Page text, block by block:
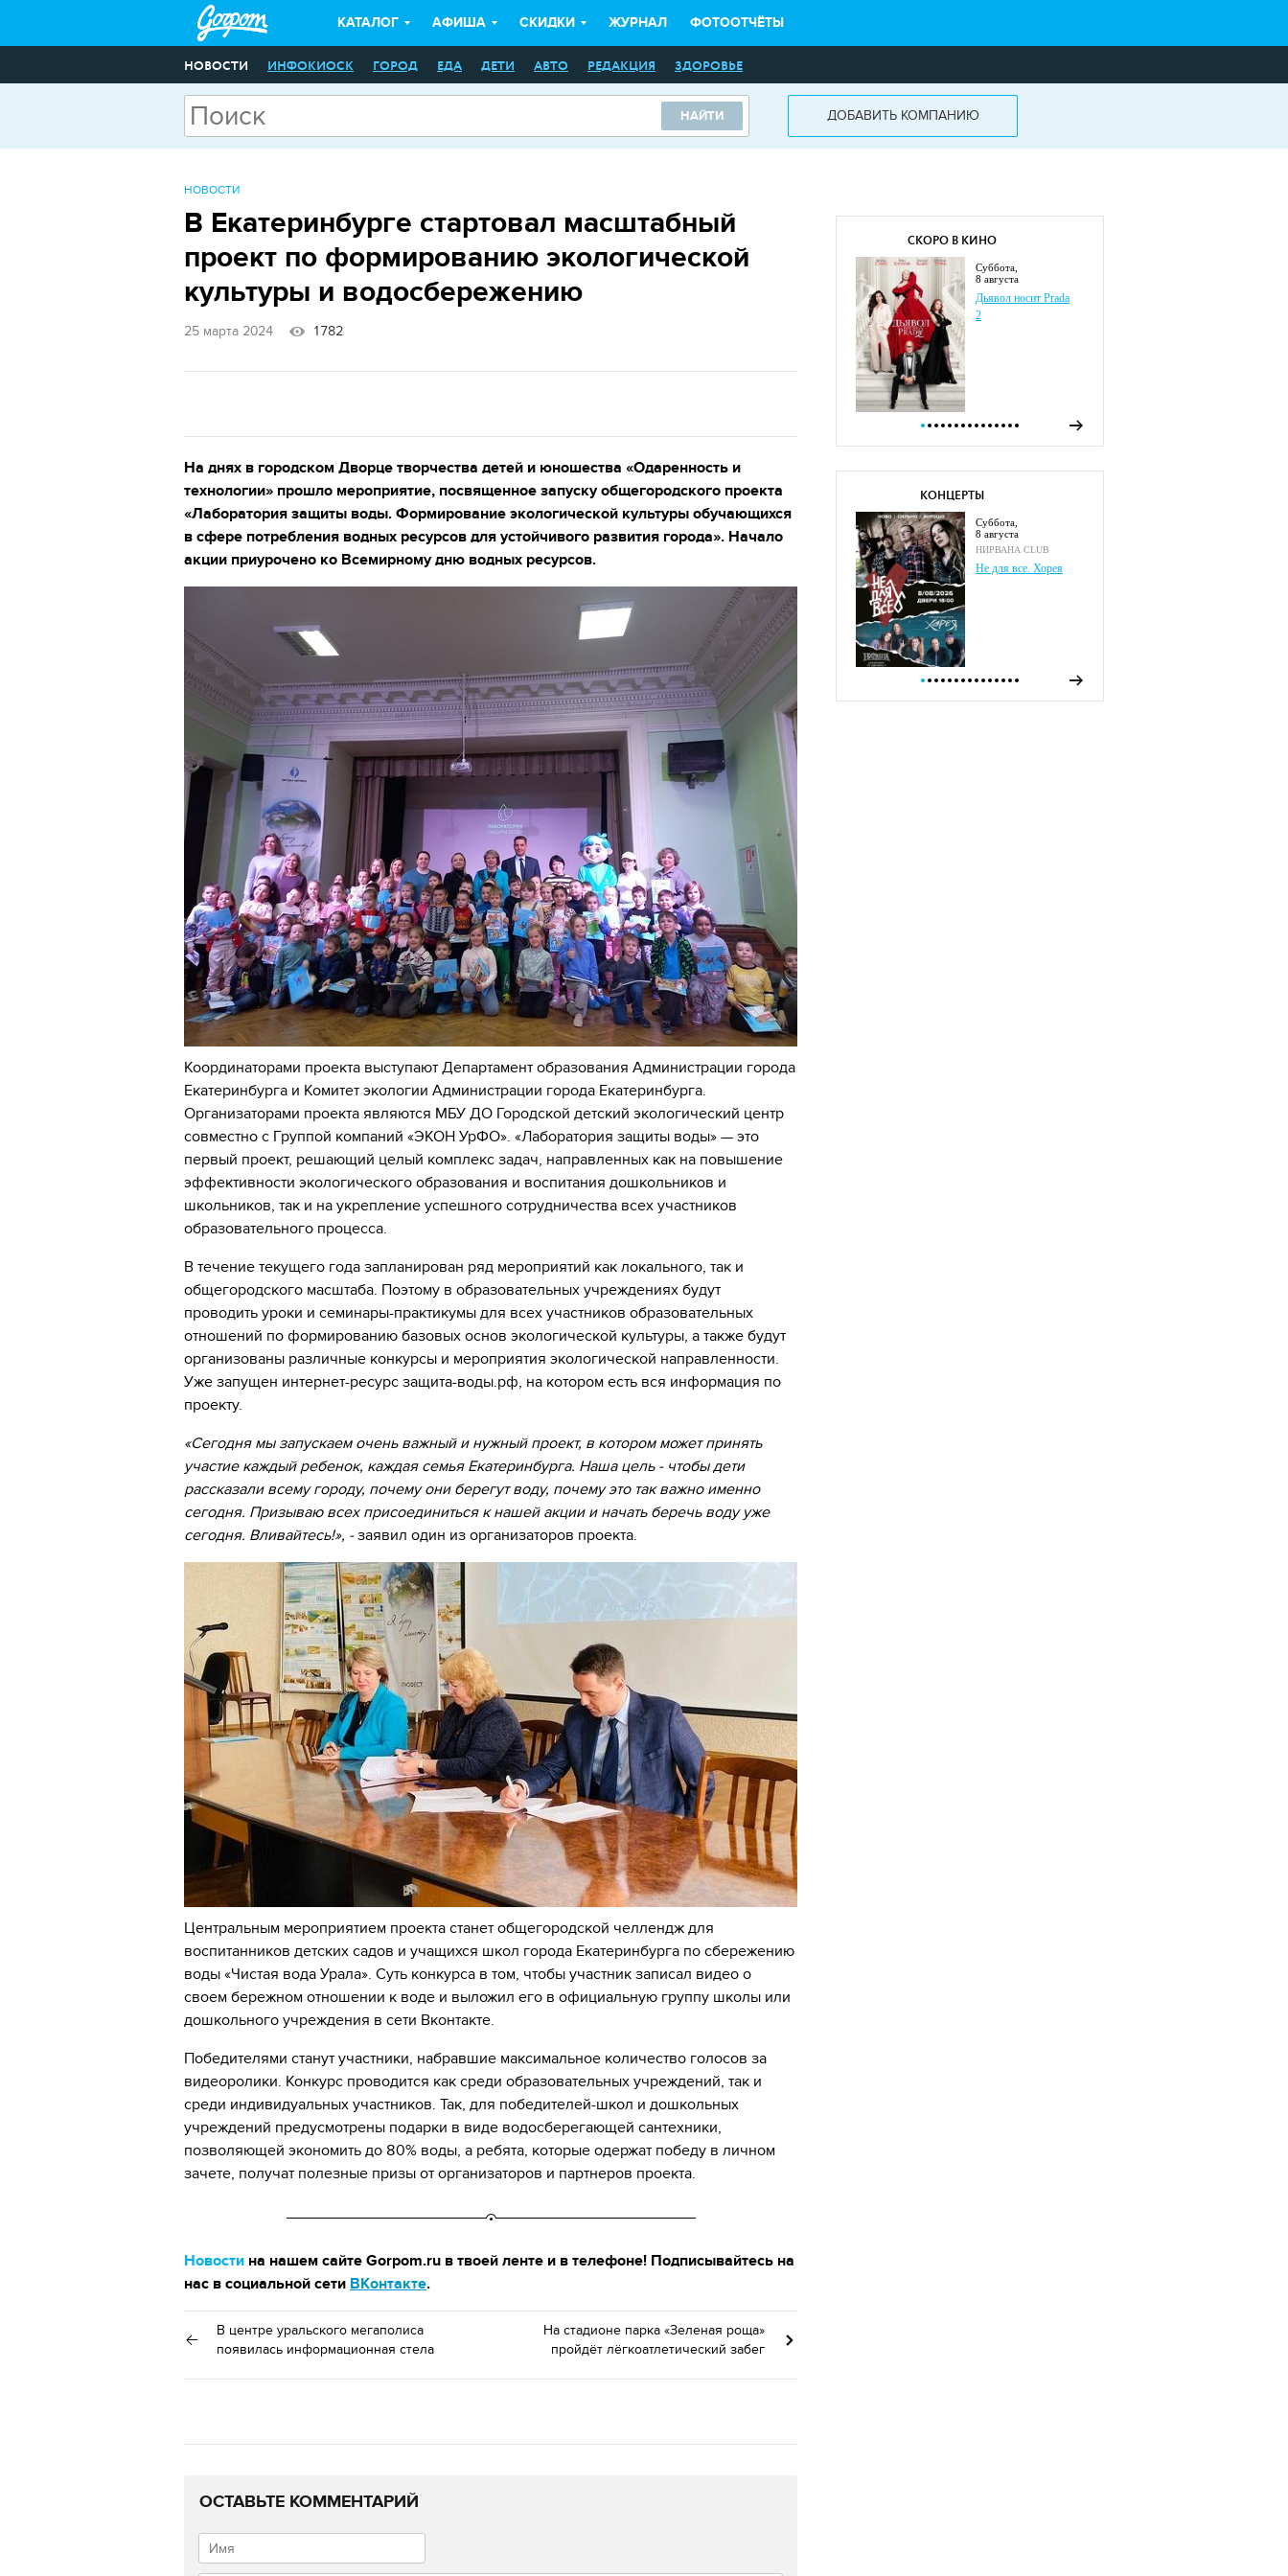
КАТАЛОГ АФИША СКИДКИ ЖУРНАЛ ФОТООТЧЁТЫ
НОВОСТИ ИНФОКИОСК ГОРОД ЕДА ДЕТИ АВТО РЕДАКЦИЯ ЗДОРОВЬЕ
НАЙТИ ДОБАВИТЬ КОМПАНИЮ
НОВОСТИ
В Екатеринбурге стартовал масштабный
проект по формированию экологической
культуры и водосбережению
25 марта 2024 1782
На днях в городском Дворце творчества детей и юношества «Одаренность и
технологии» прошло мероприятие, посвященное запуску общегородского проекта
«Лаборатория защиты воды. Формирование экологической культуры обучающихся
в сфере потребления водных ресурсов для устойчивого развития города». Начало
акции приурочено ко Всемирному дню водных ресурсов.
Координаторами проекта выступают Департамент образования Администрации города
Екатеринбурга и Комитет экологии Администрации города Екатеринбурга.
Организаторами проекта являются МБУ ДО Городской детский экологический центр
совместно с Группой компаний «ЭКОН УрФО». «Лаборатория защиты воды» — это
первый проект, решающий целый комплекс задач, направленных как на повышение
эффективности экологического образования и воспитания дошкольников и
школьников, так и на укрепление успешного сотрудничества всех участников
образовательного процесса.
В течение текущего года запланирован ряд мероприятий как локального, так и
общегородского масштаба. Поэтому в образовательных учреждениях будут
проводить уроки и семинары-практикумы для всех участников образовательных
отношений по формированию базовых основ экологической культуры, а также будут
организованы различные конкурсы и мероприятия экологической направленности.
Уже запущен интернет-ресурс защита-воды.рф, на котором есть вся информация по
проекту.
«Сегодня мы запускаем очень важный и нужный проект, в котором может принять
участие каждый ребенок, каждая семья Екатеринбурга. Наша цель - чтобы дети
рассказали всему городу, почему они берегут воду, почему это так важно именно
сегодня. Призываю всех присоединиться к нашей акции и начать беречь воду уже
сегодня. Вливайтесь!», -заявил один из организаторов проекта.
Центральным мероприятием проекта станет общегородской челлендж для
воспитанников детских садов и учащихся школ города Екатеринбурга по сбережению
воды «Чистая вода Урала». Суть конкурса в том, чтобы участник записал видео о
своем бережном отношении к воде и выложил его в официальную группу школы или
дошкольного учреждения в сети Вконтакте.
Победителями станут участники, набравшие максимальное количество голосов за
видеоролики. Конкурс проводится как среди образовательных учреждений, так и
среди индивидуальных участников. Так, для победителей-школ и дошкольных
учреждений предусмотрены подарки в виде водосберегающей сантехники,
позволяющей экономить до 80% воды, а ребята, которые одержат победу в личном
зачете, получат полезные призы от организаторов и партнеров проекта.
Новости на нашем сайте Gorpom.ru в твоей ленте и в телефоне! Подписывайтесь на
нас в социальной сети ВКонтакте.
В центре уральского мегаполиса
появилась информационная стела
На стадионе парка «Зеленая роща»
пройдёт лёгкоатлетический забег
ОСТАВЬТЕ КОММЕНТАРИЙ
СКОРО В КИНО
суббота,
8 августа
Дьявол носит Prada
2
КОНЦЕРТЫ
суббота,
8 августа
НИРВАНА CLUB
Не для все. Хорея